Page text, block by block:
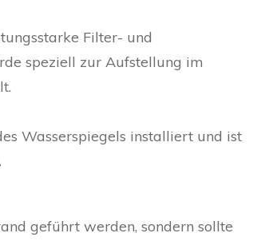
Filter- und
speziell zur Aufstellung im
Wasserspiegels installiert und ist
geführt werden, sondern sollte